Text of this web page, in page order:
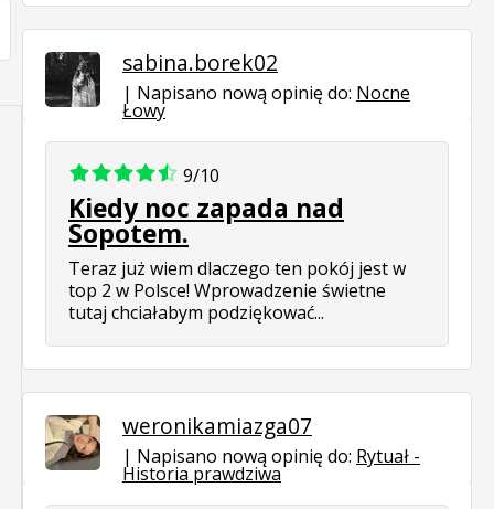
sabina.borek02
Napisano nową opinię do: Nocne
Łowy
9/10
Kiedy noc zapada nad
Sopotem.
Teraz już wiem dlaczego ten pokój jest w
top 2 w Polsce! Wprowadzenie świetne
tutaj chciałabym podziękować...
weronikamiazga07
Napisano nową opinię do: Rytuał -
Historia prawdziwa